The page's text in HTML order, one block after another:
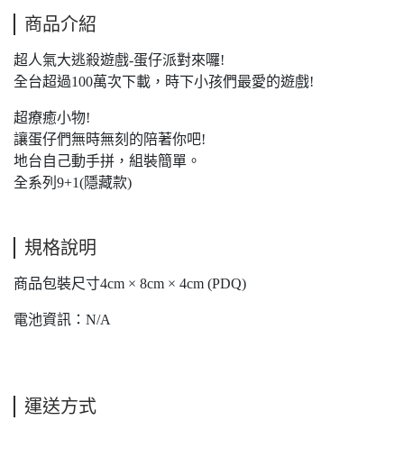
商品介紹
超人氣大逃殺遊戲-蛋仔派對來囉!
全台超過100萬次下載，時下小孩們最愛的遊戲!
超療癒小物!
讓蛋仔們無時無刻的陪著你吧!
地台自己動手拼，組裝簡單。
全系列9+1(隱藏款)
規格說明
商品包裝尺寸4cm × 8cm × 4cm (PDQ)
電池資訊：N/A
運送方式